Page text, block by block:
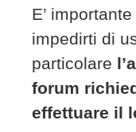
E’
impedirti di
particolare
forum
effettuare il